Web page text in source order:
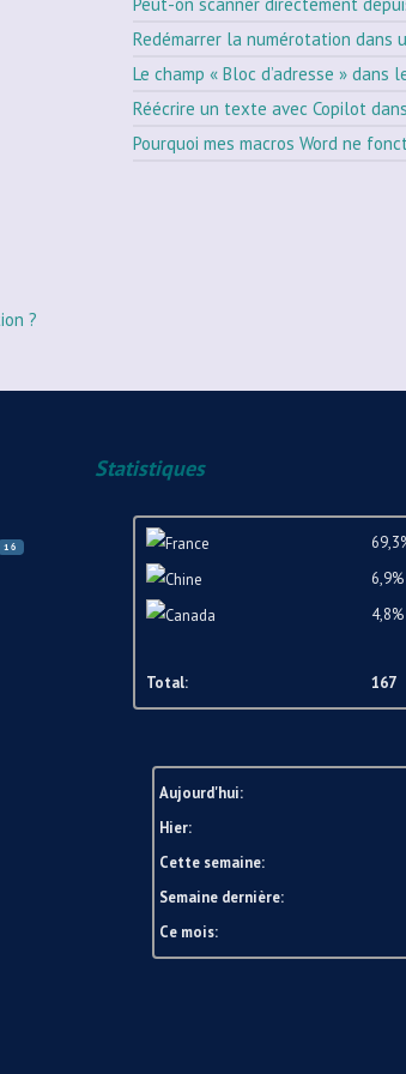
?
Redémarrer la numérotation dans
Le champ « Bloc d’adresse » dans
Réécrire un texte avec Copilot
Pourquoi mes macros Word ne
16
Statistiques
6,9%
4,8%
Total: 167
Aujourd'hui:
Hier:
Cette semaine:
Semaine dernière:
Ce mois: